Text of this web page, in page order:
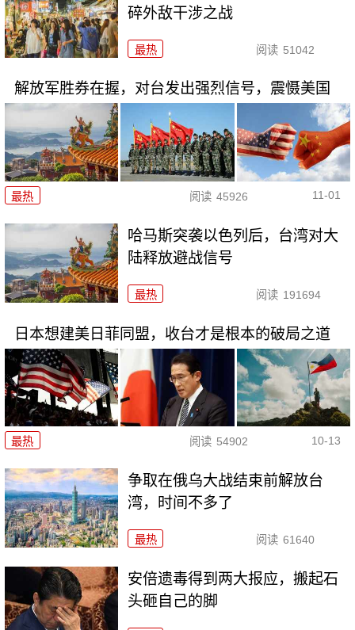
碎外敌干涉之战
最热 阅读 51042
解放军胜券在握，对台发出强烈信号，震慑美国
最热 阅读 45926 11-01
哈马斯突袭以色列后，台湾对大
陆释放避战信号
最热 阅读 191694
日本想建美日菲同盟，收台才是根本的破局之道
最热 阅读 54902 10-13
争取在俄乌大战结束前解放台
湾，时间不多了
最热 阅读 61640
安倍遗毒得到两大报应，搬起石
头砸自己的脚